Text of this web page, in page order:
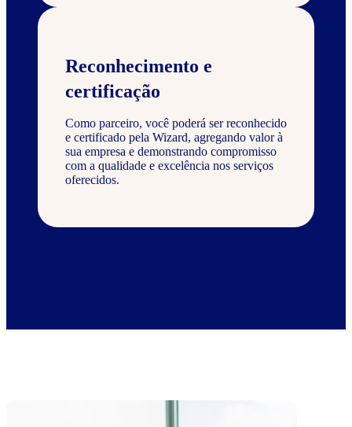
Reconhecimento e
certificação
Como parceiro, você poderá ser reconhecido
e certificado pela Wizard, agregando valor à
sua empresa e demonstrando compromisso
com a qualidade e excelência nos serviços
oferecidos.